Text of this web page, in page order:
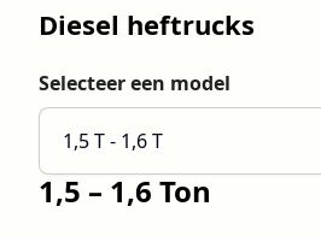
Diesel heftrucks
Selecteer een model
1,5 T - 1,6 T
1,5 – 1,6 Ton